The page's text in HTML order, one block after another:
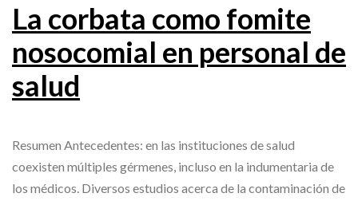
La corbata como fomite
nosocomial en personal de
salud
Resumen Antecedentes: en las instituciones de salud
coexisten múltiples gérmenes, incluso en la indumentaria de
los médicos. Diversos estudios acerca de la contaminación de